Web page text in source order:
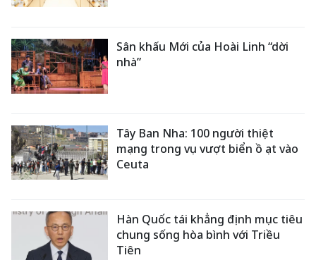
Sân khấu Mới của Hoài Linh “dời
nhà”
Tây Ban Nha: 100 người thiệt
mạng trong vụ vượt biển ồ ạt vào
Ceuta
Hàn Quốc tái khẳng định mục tiêu
chung sống hòa bình với Triều
Tiên